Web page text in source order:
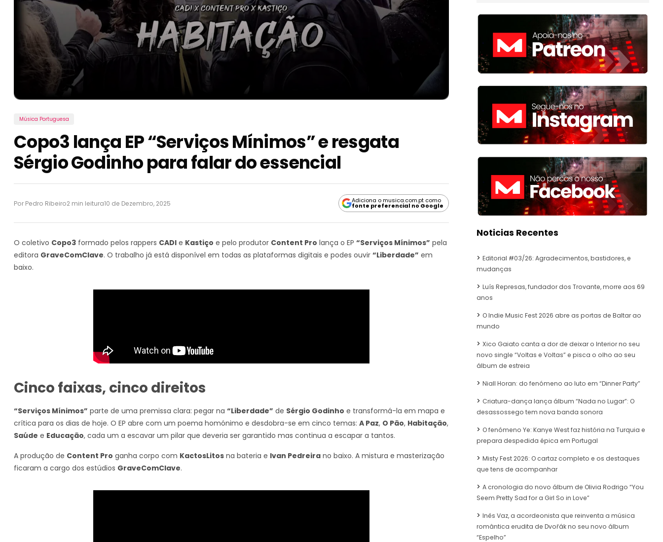
Música Portuguesa
Copo3 lança EP “Serviços Mínimos” e resgata
Sérgio Godinho para falar do essencial
Por Pedro Ribeiro2 min leitura10 de Dezembro, 2025 Adiciona o musica.com.pt como
fonte preferencial no Google
O coletivo Copo3 formado pelos rappers CADI e Kastiço e pelo produtor Content Pro lança o EP “Serviços Mínimos” pela
editora GraveComClave. O trabalho já está disponível em todas as plataformas digitais e podes ouvir “Liberdade” em
baixo.
Cinco faixas, cinco direitos
“Serviços Mínimos” parte de uma premissa clara: pegar na “Liberdade” de Sérgio Godinho e transformá-la em mapa e
crítica para os dias de hoje. O EP abre com um poema homónimo e desdobra-se em cinco temas: A Paz, O Pão, Habitação,
Saúde e Educação, cada um a escavar um pilar que deveria ser garantido mas continua a escapar a tantos.
A produção de Content Pro ganha corpo com KactosLitos na bateria e Ivan Pedreira no baixo. A mistura e masterização
ficaram a cargo dos estúdios GraveComClave.
Noticias Recentes
Editorial #03/26: Agradecimentos, bastidores, e
mudanças
Luís Represas, fundador dos Trovante, morre aos 69
anos
O Indie Music Fest 2026 abre as portas de Baltar ao
mundo
Xico Gaiato canta a dor de deixar o Interior no seu
novo single “Voltas e Voltas” e pisca o olho ao seu
álbum de estreia
Niall Horan: do fenómeno ao luto em “Dinner Party”
Criatura-dança lança álbum “Nada no Lugar”: O
desassossego tem nova banda sonora
O fenómeno Ye: Kanye West faz história na Turquia e
prepara despedida épica em Portugal
Misty Fest 2026: O cartaz completo e os destaques
que tens de acompanhar
A cronologia do novo álbum de Olivia Rodrigo “You
Seem Pretty Sad for a Girl So in Love”
Inês Vaz, a acordeonista que reinventa a música
romântica erudita de Dvořák no seu novo álbum
“Espelho”